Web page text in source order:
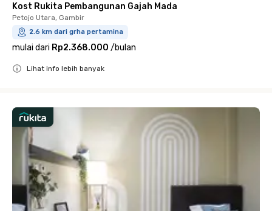
Kost Rukita Pembangunan Gajah Mada
Petojo Utara, Gambir
2.6 km dari grha pertamina
mulai dari Rp2.368.000 /bulan
Lihat info lebih banyak